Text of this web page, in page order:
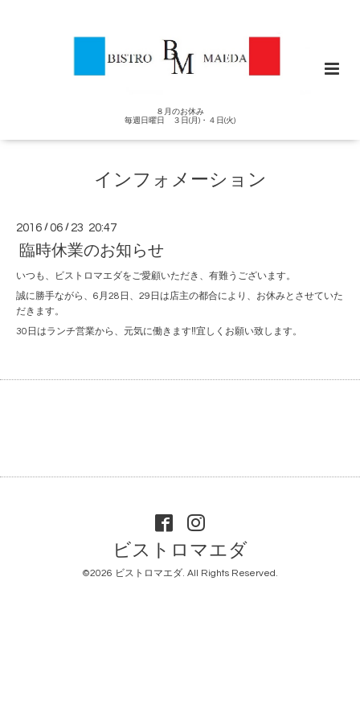
８月のお休み
毎週日曜日 ３日(月)・４日(火)
インフォメーション
2016 /06 / 23 20:47
臨時休業のお知らせ
いつも、ビストロマエダをご愛顧いただき、有難うございます。
誠に勝手ながら、6月28日、29日は店主の都合により、お休みとさせていた
だきます。
30日はランチ営業から、元気に働きます‼宜しくお願い致します。
ビストロマエダ
©2026 ビストロマエダ. All Rights Reserved.